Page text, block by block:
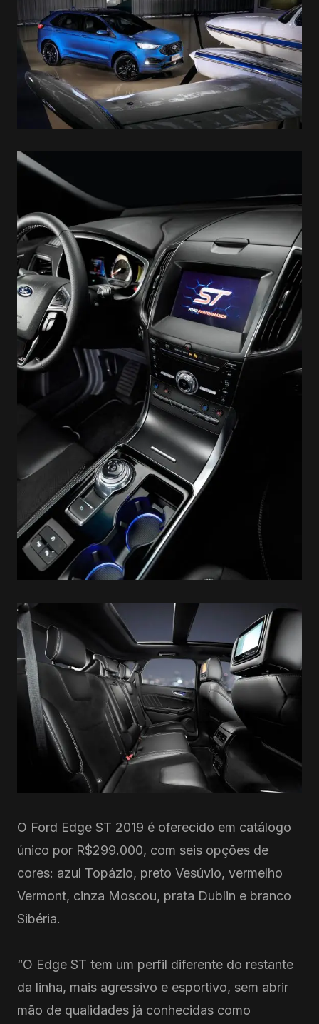
O Ford Edge ST 2019 é oferecido em catálogo
único por R$299.000, com seis opções de
cores: azul Topázio, preto Vesúvio, vermelho
Vermont, cinza Moscou, prata Dublin e branco
Sibéria.
“O Edge ST tem um perfil diferente do restante
da linha, mais agressivo e esportivo, sem abrir
mão de qualidades já conhecidas como